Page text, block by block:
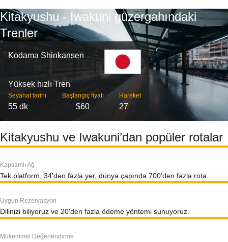
Kitakyushu - Iwakuni güzergahındaki
Trenler
Kodama Shinkansen
Yüksek hızlı Tren
Seyahat tarihi
55 dk
Başlangıç ​​fiyatı
$60
Hareket
27
Kitakyushu ve Iwakuni’dan popüler rotalar
Kapsamlı Ağ
Tek platform, 34'den fazla yer, dünya çapında 700'den fazla rota.
Uygun Rezervasyon
Dilinizi biliyoruz ve 20'den fazla ödeme yöntemi sunuyoruz.
Mükemmel Değerlendirme